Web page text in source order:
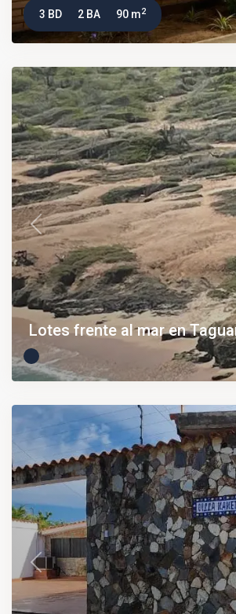
3 BD 2 BA 90 m2
Previous
Lotes frente al mar en
Previous